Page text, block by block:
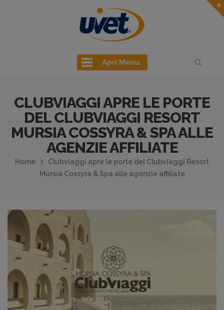
Apri Menu
CLUBVIAGGI APRE LE PORTE
DEL CLUBVIAGGI RESORT
MURSIA COSSYRA & SPA ALLE
AGENZIE AFFILIATE
Home
Clubviaggi apre le porte del Clubviaggi Resort
Mursia Cossyra & Spa alle agenzie affiliate